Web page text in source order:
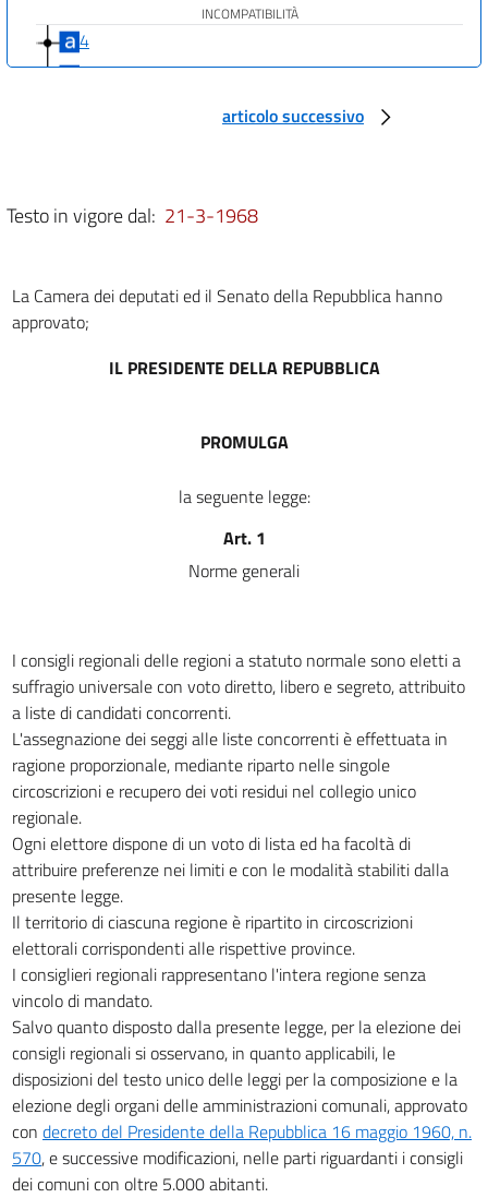
INCOMPATIBILITÀ
4
5
8
10
11
TITOLO IV
CONVALIDA DEGLI ELETTI E CONTENZIOSO
19
TITOLO V
DISPOSIZIONI FINALI
20
21
DISPOSIZIONI TRANSITORIE
22
23
24
25
26
Allegati
Allegato A
Allegato A
Allegato B
articolo successivo
Testo in vigore dal: 21-3-1968
La Camera dei deputati ed il Senato della Repubblica hanno
approvato;
IL PRESIDENTE DELLA REPUBBLICA
PROMULGA
la seguente legge:
Art. 1
Norme generali
I consigli regionali delle regioni a statuto normale sono eletti a
suffragio universale con voto diretto, libero e segreto, attribuito
a liste di candidati concorrenti.
L'assegnazione dei seggi alle liste concorrenti è effettuata in
ragione proporzionale, mediante riparto nelle singole
circoscrizioni e recupero dei voti residui nel collegio unico
regionale.
Ogni elettore dispone di un voto di lista ed ha facoltà di
attribuire preferenze nei limiti e con le modalità stabiliti dalla
presente legge.
Il territorio di ciascuna regione è ripartito in circoscrizioni
elettorali corrispondenti alle rispettive province.
I consiglieri regionali rappresentano l'intera regione senza
vincolo di mandato.
Salvo quanto disposto dalla presente legge, per la elezione dei
consigli regionali si osservano, in quanto applicabili, le
disposizioni del testo unico delle leggi per la composizione e la
elezione degli organi delle amministrazioni comunali, approvato
con decreto del Presidente della Repubblica 16 maggio 1960, n.
570, e successive modificazioni, nelle parti riguardanti i consigli
dei comuni con oltre 5.000 abitanti.